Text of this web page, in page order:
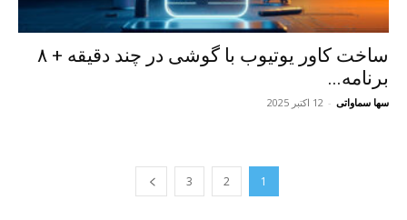
ساخت کاور یوتیوب با گوشی در چند دقیقه + ۸
برنامه...
سها سماواتی - 12 اکتبر 2025
1
2
3